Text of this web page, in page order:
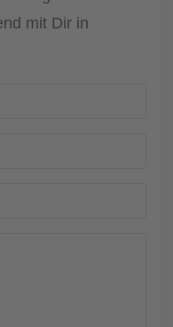
mit Dir in